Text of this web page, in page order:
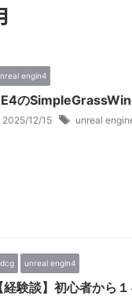
engin4
の
2025/12/15 unreal
unreal engin4
経験談】初心者から